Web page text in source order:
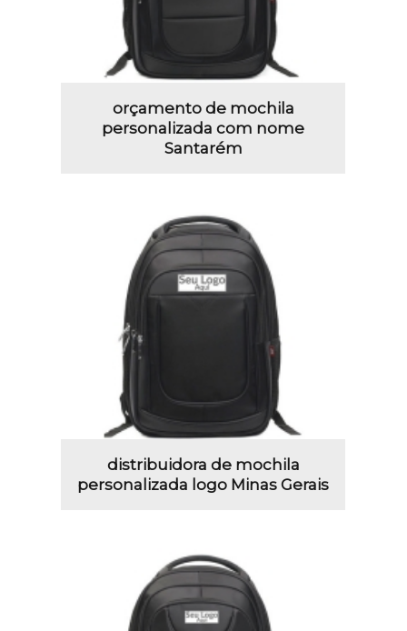
orçamento de mochila
personalizada com nome
Santarém
distribuidora de mochila
personalizada logo Minas Gerais